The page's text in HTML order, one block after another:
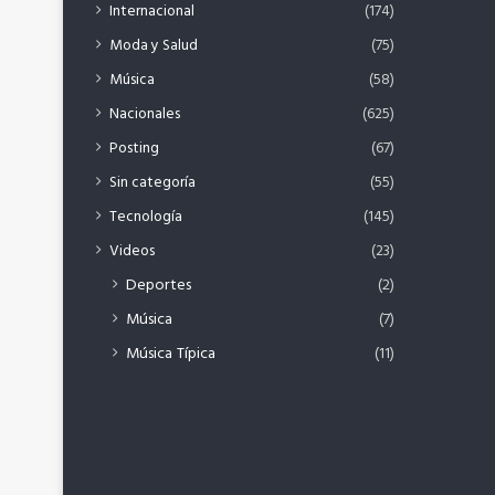
Internacional
(174)
Moda y Salud
(75)
Música
(58)
Nacionales
(625)
Posting
(67)
Sin categoría
(55)
Tecnología
(145)
Videos
(23)
Deportes
(2)
Música
(7)
Música Típica
(11)